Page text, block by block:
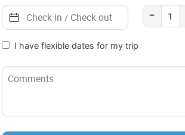
-
I have flexible dates for my trip